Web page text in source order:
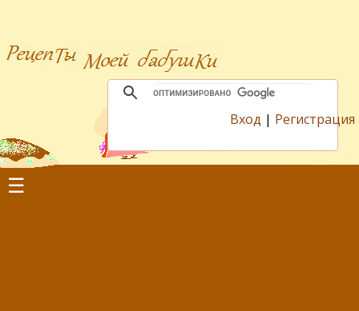
Вход | Регистрация
☰